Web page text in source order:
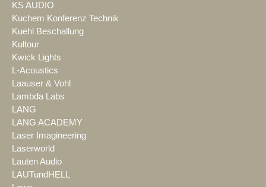
KS AUDIO
Kuchem Konferenz Technik
Kuehl Beschallung
Kultour
Kwick Lights
L-Acoustics
Laauser & Vohl
Lambda Labs
LANG
LANG ACADEMY
Laser Imagineering
Laserworld
Lauten Audio
LAUTundHELL